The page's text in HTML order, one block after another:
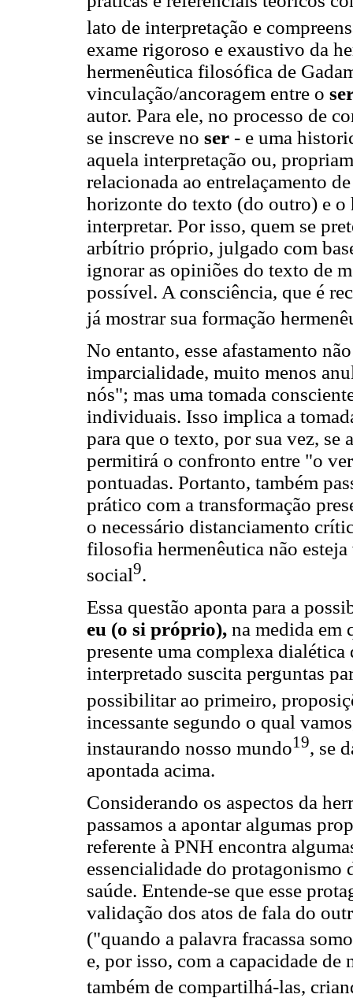
lato de interpretação e
exame rigoroso e exaustivo da
hermenêutica filosófica de
vinculação/ancoragem entre o
autor. Para ele, no processo de
se inscreve no ser - e uma
aquela interpretação ou,
relacionada ao entrelaçamento
horizonte do texto (do outro) e
interpretar. Por isso, quem se
arbítrio próprio, julgado com
ignorar as opiniões do texto de
possível. A consciência, que é
já mostrar sua formação
No entanto, esse afastamento
imparcialidade, muito menos
nós"; mas uma tomada
individuais. Isso implica a
para que o texto, por sua vez, se
permitirá o confronto entre "o
pontuadas. Portanto, também
prático com a transformação
o necessário distanciamento
filosofia hermenêutica não
social9.
Essa questão aponta para a
eu (o si próprio), na medida em
presente uma complexa dialética
interpretado suscita perguntas
possibilitar ao primeiro,
incessante segundo o qual
instaurando nosso mundo19, se
apontada acima.
Considerando os aspectos da
passamos a apontar algumas
referente à PNH encontra
essencialidade do
saúde. Entende-se que esse
validação dos atos de fala do
("quando a palavra fracassa
e, por isso, com a capacidade de
também de compartilhá-las,